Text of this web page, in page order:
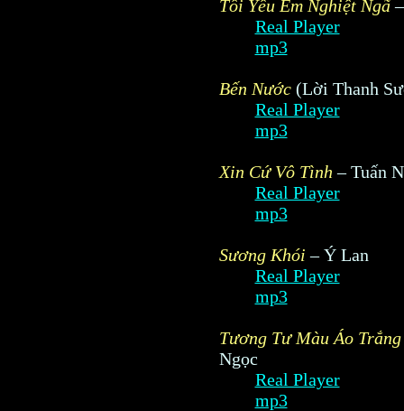
Tôi Yêu Em Nghiệt Ngã–
Real Player
mp3
Bến Nước(Lời Thanh
Real Player
mp3
Xin Cứ Vô Tình – Tuấn
Real Player
mp3
Sương Khói– Ý Lan
Real Player
mp3
Tương Tư Màu Áo Trắng
Ngọc
Real Player
mp3